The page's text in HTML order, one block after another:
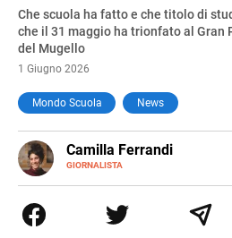
Che scuola ha fatto e che titolo di
che il 31 maggio ha trionfato al Gran
del Mugello
1 Giugno 2026
Mondo Scuola News
Camilla Ferrandi
GIORNALISTA
E-
MAIL
LINKEDIN
di trasformare la passione
da lì non mi sono più fermata.